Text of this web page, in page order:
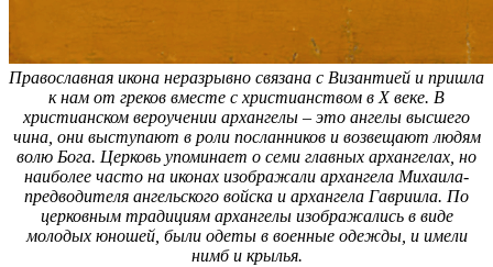
Православная икона неразрывно связана с Византией и пришла
к нам от греков вместе с христианством в X веке. В
христианском вероучении архангелы – это ангелы высшего
чина, они выступают в роли посланников и возвещают людям
волю Бога. Церковь упоминает о семи главных архангелах, но
наиболее часто на иконах изображали архангела Михаила-
предводителя ангельского войска и архангела Гавриила. По
церковным традициям архангелы изображались в виде
молодых юношей, были одеты в военные одежды, и имели
нимб и крылья.